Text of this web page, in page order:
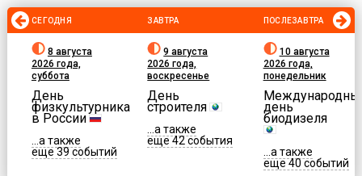
СЕГОДНЯ
8 августа
2026 года,
суббота
День
физкультурника
в России
...а также
еще 39 событий
ЗАВТРА
9 августа
2026 года,
воскресенье
День
строителя
...а также
еще 42 события
ПОСЛЕЗАВТРА
10 августа
2026 года,
понедельник
день
биодизеля
...а также
еще 40 событий